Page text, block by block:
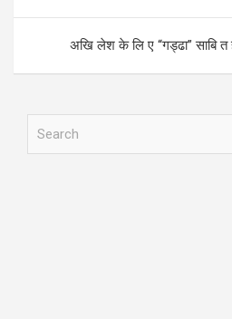
अखि लेश के लि ए “गड्ढा” साबि